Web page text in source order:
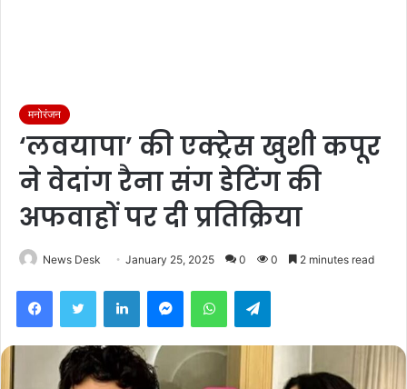
मनोरंजन
‘लवयापा’ की एक्ट्रेस खुशी कपूर
ने वेदांग रैना संग डेटिंग की
अफवाहों पर दी प्रतिक्रिया
News Desk January 25, 2025 0 0 2 minutes read